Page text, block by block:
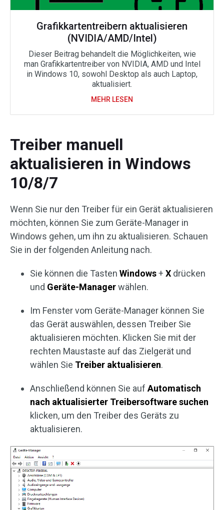
Grafikkartentreibern aktualisieren
(NVIDIA/AMD/Intel)
Dieser Beitrag behandelt die Möglichkeiten, wie
man Grafikkartentreiber von NVIDIA, AMD und Intel
in Windows 10, sowohl Desktop als auch Laptop,
aktualisiert.
MEHR LESEN
Treiber manuell
aktualisieren in Windows
10/8/7
Wenn Sie nur den Treiber für ein Gerät aktualisieren
möchten, können Sie zum Geräte-Manager in
Windows gehen, um ihn zu aktualisieren. Schauen
Sie in der folgenden Anleitung nach.
Sie können die Tasten Windows+ X drücken
und Geräte-Managerwählen.
Im Fenster vom Geräte-Manager können Sie
das Gerät auswählen, dessen Treiber Sie
aktualisieren möchten. Klicken Sie mit der
rechten Maustaste auf das Zielgerät und
wählen Sie Treiber aktualisieren.
Anschließend können Sie auf Automatisch
nach aktualisierter Treibersoftware suchen
klicken, um den Treiber des Geräts zu
aktualisieren.